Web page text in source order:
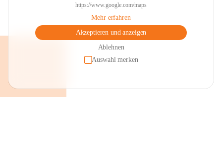
https://www.google.com/maps
Mehr erfahren
Akzeptieren und anzeigen
Ablehnen
Auswahl merken